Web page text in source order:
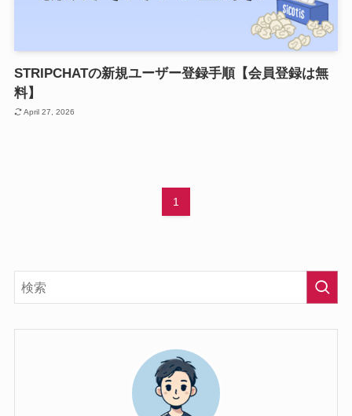
STRIPCHATの新規ユーザー登録手順【会員登録は無
料】
April 27, 2026
1